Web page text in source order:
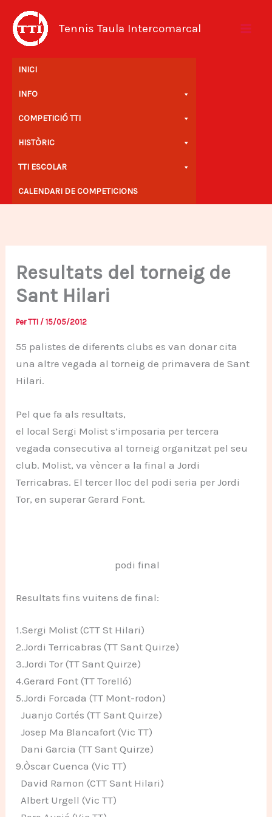
contingut
Tennis Taula Intercomarcal
INICI
INFO
COMPETICIÓ TTI
HISTÒRIC
TTI ESCOLAR
CALENDARI DE COMPETICIONS
Resultats del torneig de
Sant Hilari
Per TTI /15/05/2012
55 palistes de diferents clubs es van donar cita
una altre vegada al torneig de primavera de Sant
Hilari.
Pel que fa als resultats,
el local Sergi Molist s’imposaria per tercera
vegada consecutiva al torneig organitzat pel seu
club. Molist, va vèncer a la final a Jordi
Terricabras. El tercer lloc del podi seria per Jordi
Tor, en superar Gerard Font.
podi final
Resultats fins vuitens de final:
1.Sergi Molist (CTT St Hilari)
2.Jordi Terricabras (TT Sant Quirze)
3.Jordi Tor (TT Sant Quirze)
4.Gerard Font (TT Torelló)
5.Jordi Forcada (TT Mont-rodon)
Juanjo Cortés (TT Sant Quirze)
Josep Mª Blancafort (Vic TT)
Dani Garcia (TT Sant Quirze)
9.Òscar Cuenca (Vic TT)
David Ramon (CTT Sant Hilari)
Albert Urgell (Vic TT)